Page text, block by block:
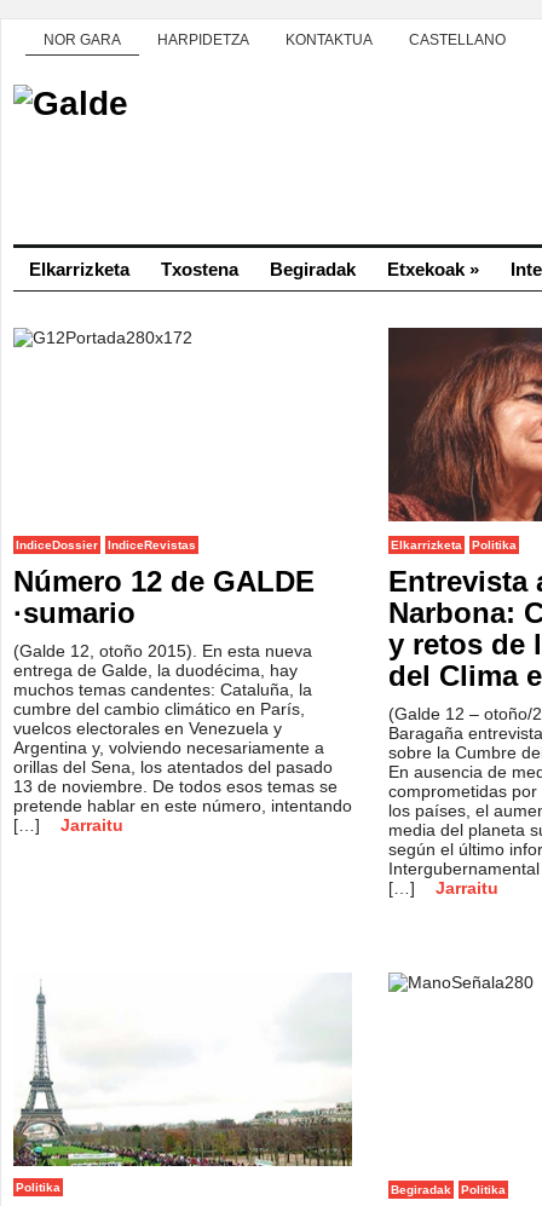
NOR GARA HARPIDETZA KONTAKTUA CASTELLANO
Elkarrizketa Txostena Begiradak Etxekoak »
IndiceDossier IndiceRevistas
Número 12 de GALDE
·sumario
(Galde 12, otoño 2015). En esta nueva
entrega de Galde, la duodécima, hay
muchos temas candentes: Cataluña, la
cumbre del cambio climático en París,
vuelcos electorales en Venezuela y
Argentina y, volviendo necesariamente a
orillas del Sena, los atentados del pasado
13 de noviembre. De todos esos temas se
pretende hablar en este número, intentando
[…]
Jarraitu
Elkarrizketa Politika
Entrevista
Narbona:
y retos de
del Clima
(Galde 12 – otoño/
Baragaña
sobre la Cumbre
En ausencia de
comprometidas
los países, el
media del planeta
según el último
[…]
Jarraitu
Politika Begiradak Politika